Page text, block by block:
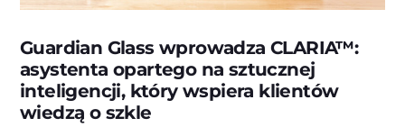
Guardian Glass wprowadza CLARIA™:
asystenta opartego na sztucznej
inteligencji, który wspiera klientów
wiedzą o szkle